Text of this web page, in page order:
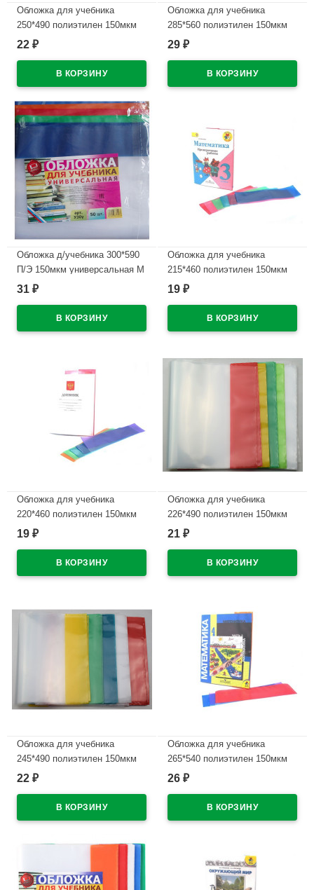
Обложка для учебника
250*490 полиэтилен 150мкм
универсальная М арт У 25
22 ₽
Обложка для учебника
285*560 полиэтилен 150мкм
универсальная М арт У 285
29 ₽
Обложка д/учебника 300*590
П/Э 150мкм универсальная М
А4 арт У 30
31 ₽
Обложка для учебника
215*460 полиэтилен 150мкм
универсальные М арт У 215
19 ₽
Обложка для учебника
220*460 полиэтилен 150мкм
универсальнаяМ арт У 22
19 ₽
Обложка для учебника
226*490 полиэтилен 150мкм
универсальная М арт У 226
21 ₽
Обложка для учебника
245*490 полиэтилен 150мкм
универсальная М арт У 245
22 ₽
Обложка для учебника
265*540 полиэтилен 150мкм
универсальная ПЕТЕРСОН М
26 ₽